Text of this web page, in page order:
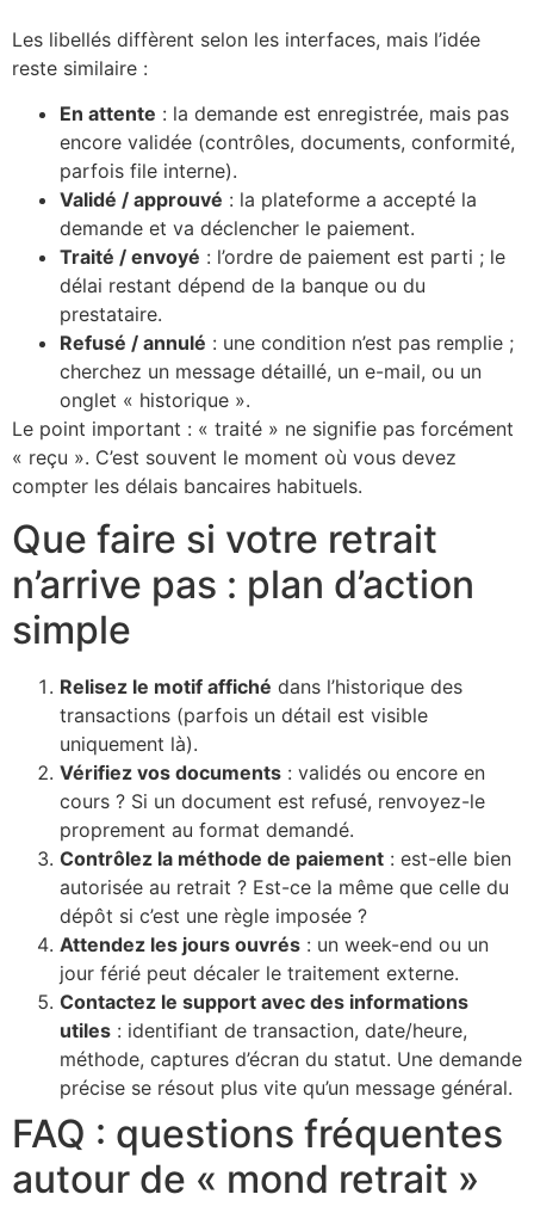
Les libellés diffèrent selon les interfaces, mais l’idée
reste similaire :
En attente : la demande est enregistrée, mais pas
encore validée (contrôles, documents, conformité,
parfois file interne).
Validé / approuvé : la plateforme a accepté la
demande et va déclencher le paiement.
Traité / envoyé : l’ordre de paiement est parti ; le
délai restant dépend de la banque ou du
prestataire.
Refusé / annulé : une condition n’est pas remplie ;
cherchez un message détaillé, un e-mail, ou un
onglet « historique ».
Le point important : « traité » ne signifie pas forcément
« reçu ». C’est souvent le moment où vous devez
compter les délais bancaires habituels.
Que faire si votre retrait
n’arrive pas : plan d’action
simple
Relisez le motif affiché dans l’historique des
transactions (parfois un détail est visible
uniquement là).
Vérifiez vos documents : validés ou encore en
cours ? Si un document est refusé, renvoyez-le
proprement au format demandé.
Contrôlez la méthode de paiement : est-elle bien
autorisée au retrait ? Est-ce la même que celle du
dépôt si c’est une règle imposée ?
Attendez les jours ouvrés : un week-end ou un
jour férié peut décaler le traitement externe.
Contactez le support avec des informations
utiles : identifiant de transaction, date/heure,
méthode, captures d’écran du statut. Une demande
précise se résout plus vite qu’un message général.
FAQ : questions fréquentes
autour de « mond retrait »